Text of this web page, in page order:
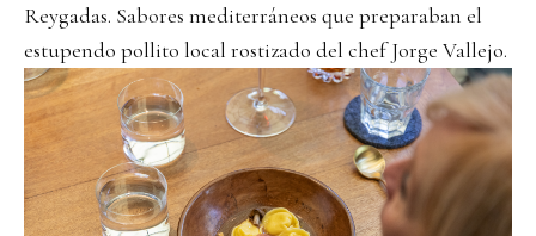
Reygadas. Sabores mediterráneos que preparaban el
estupendo pollito local rostizado del chef Jorge Vallejo.